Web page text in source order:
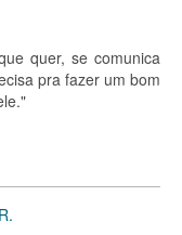
quer, se comunica
pra fazer um bom